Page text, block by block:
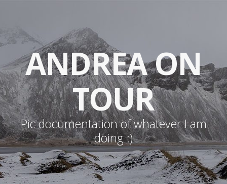
ANDREA ON
TOUR
Pic documentation of whatever I am
doing :)